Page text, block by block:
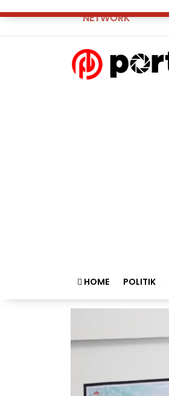
NETWORK
HOME POLITIK